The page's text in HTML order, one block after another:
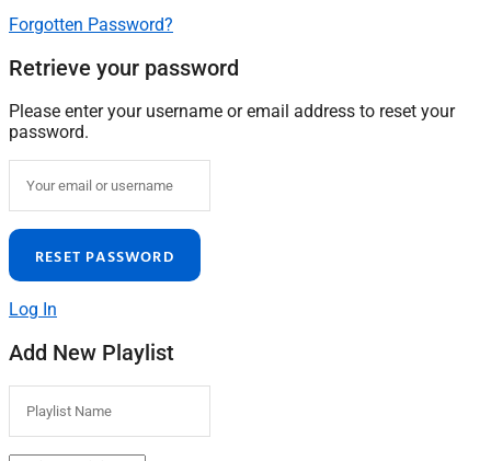
Forgotten Password?
Retrieve your password
Please enter your username or email address to reset your
password.
Log In
Add New Playlist